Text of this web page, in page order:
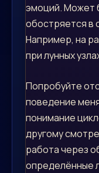
эмоций. Может
обостряется в
Например, на
при лунных
Попробуйте
поведение
понимание
другому
работа через
определённые